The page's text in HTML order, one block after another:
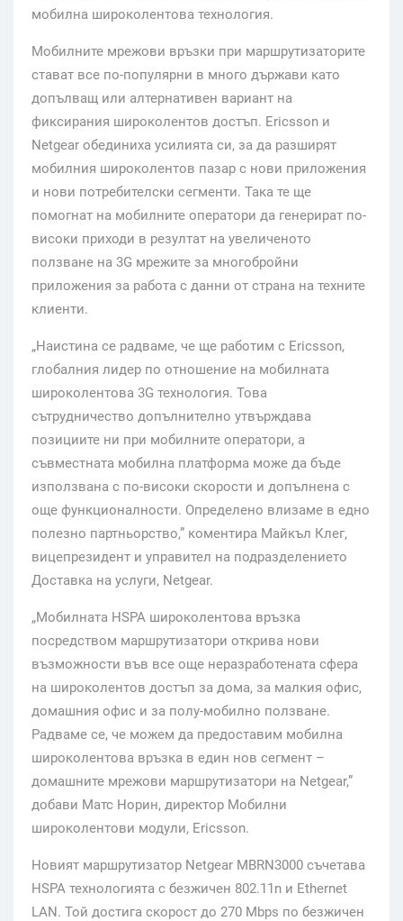
мобилна широколентова технология.
Мобилните мрежови връзки при маршрутизаторите
стават все по-популярни в много държави като
допълващ или алтернативен вариант на
фиксирания широколентов достъп. Ericsson и
Netgear обединиха усилията си, за да разширят
мобилния широколентов пазар с нови приложения
и нови потребителски сегменти. Така те ще
помогнат на мобилните оператори да генерират по-
високи приходи в резултат на увеличеното
ползване на 3G мрежите за многобройни
приложения за работа с данни от страна на техните
клиенти.
„Наистина се радваме, че ще работим с Ericsson,
глобалния лидер по отношение на мобилната
широколентова 3G технология. Това
сътрудничество допълнително утвърждава
позициите ни при мобилните оператори, а
съвместната мобилна платформа може да бъде
използвана с по-високи скорости и допълнена с
още функционалности. Определено влизаме в едно
полезно партньорство,” коментира Майкъл Клег,
вицепрезидент и управител на подразделението
Доставка на услуги, Netgear.
„Мобилната HSPA широколентова връзка
посредством маршрутизатори открива нови
възможности във все още неразработената сфера
на широколентов достъп за дома, за малкия офис,
домашния офис и за полу-мобилно ползване.
Радваме се, че можем да предоставим мобилна
широколентова връзка в един нов сегмент –
домашните мрежови маршрутизатори на Netgear,”
добави Матс Норин, директор Мобилни
широколентови модули, Ericsson.
Новият маршрутизатор Netgear MBRN3000 съчетава
HSPA технологията с безжичен 802.11n и Ethernet
LAN. Той достига скорост до 270 Mbps по безжичен